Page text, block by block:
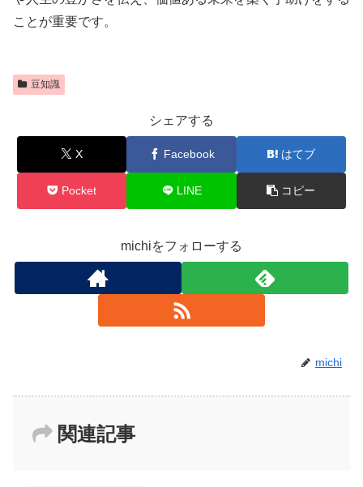
ことが重要です。
豆知識
シェアする
X Facebook はてブ
Pocket LINE コピー
michiをフォローする
michi
関連記事